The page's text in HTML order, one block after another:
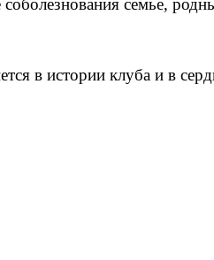
в истории клуба и в